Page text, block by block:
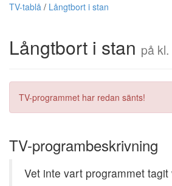
TV-tablå / Långtbort i stan
Långtbort i stan på
TV-programmet har redan sänts!
TV-programbeskrivning
Vet inte vart programmet tagit